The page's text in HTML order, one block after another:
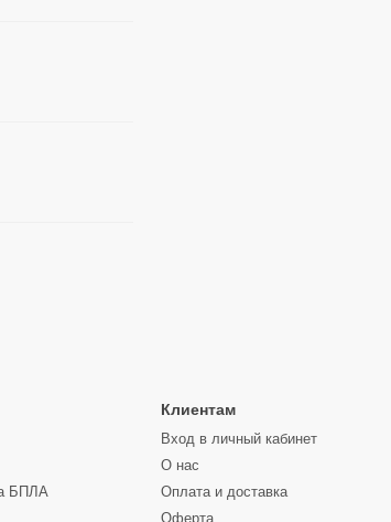
БПЛА
Клиентам
Вход в личный кабинет
О нас
Оплата и доставка
Оферта